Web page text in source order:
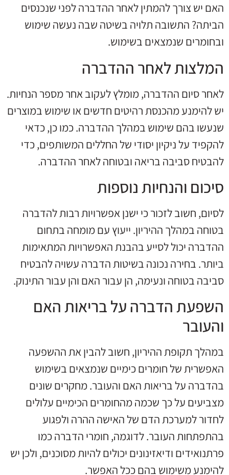
האם יש צורך להמתין לאחר ההדברה לפני שנכנסים
הביתה? התשובה תלויה בשיטה שבה נעשה שימוש
ובחומרים שנמצאים בשימוש.
המלצות לאחר ההדברה
לאחר סיום ההדברה, מומלץ לעקוב אחר מספר הנחיות.
יש להימנע מהכנסת רהיטים חדשים או שימוש במוצרים
שנעשו בהם שימוש במהלך ההדברה. כמו כן, כדאי
להקפיד על ניקיון יסודי של החללים המשותפים, כדי
להבטיח סביבה בריאה ובטוחה לאחר ההדברה.
סיכום והנחיות נוספות
לסיום, חשוב לזכור כי ישנן אפשרויות רבות להדברה
בטוחה במהלך ההיריון. ייעוץ עם מומחה בתחום
ההדברה יכול לסייע בהבנת האפשרויות המתאימות
ביותר. בחירה נכונה בשיטות הדברה עשויה להבטיח
סביבה בטוחה ונעימה, הן עבור האם והן עבור התינוק.
השפעת הדברה על בריאות האם
והעובר
במהלך תקופת ההיריון, חשוב להבין את ההשפעה
האפשרית של חומרים כימיים שנמצאים בשימוש
בהדברה על בריאות האם והעובר. מחקרים שונים
מצביעים על כך שכמה מהחומרים הכימיים עלולים
לחדור למערכת הדם של האישה ההרה ולפגוע
בהתפתחות העובר. לדוגמה, חומרי הדברה כמו
פרתנואידים ודיאזינונים יכולים להיות מסוכנים, ולכן יש
להימנע משימוש בהם ככל האפשר.